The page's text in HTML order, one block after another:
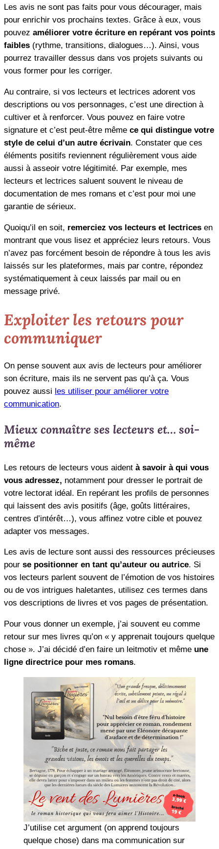
Les avis ne sont pas faits pour vous décourager, mais
pour enrichir vos prochains textes. Grâce à eux, vous
pouvez améliorer votre écriture en repérant vos points
faibles (rythme, transitions, dialogues…). Ainsi, vous
pourrez travailler dessus dans vos projets suivants ou
vous former pour les corriger.
Au contraire, si vos lecteurs et lectrices adorent vos
descriptions ou vos personnages, c’est une direction à
cultiver et à renforcer. Vous pouvez en faire votre
signature et c’est peut-être même ce qui distingue votre
style de celui d’un autre écrivain. Constater que ces
éléments positifs reviennent régulièrement vous aide
aussi à asseoir votre légitimité. Par exemple, mes
lecteurs et lectrices saluent souvent le niveau de
documentation de mes romans et c’est pour moi une
garantie de sérieux.
Quoiqu’il en soit, remerciez vos lecteurs et lectrices en
montrant que vous lisez et appréciez leurs retours. Vous
n’avez pas forcément besoin de répondre à tous les avis
laissés sur les plateformes, mais par contre, répondez
systématiquement à ceux laissés par mail ou en
message privé.
Exploiter les retours pour
communiquer
On pense souvent aux avis de lecteurs pour améliorer
son écriture, mais ils ne servent pas qu’à ça. Vous
pouvez aussi les utiliser pour améliorer votre
communication.
Mieux connaître ses lecteurs et… soi-
même
Les retours de lecteurs vous aident à savoir à qui vous
vous adressez, notamment pour dresser le portrait de
votre lectorat idéal. En repérant les profils de personnes
qui laissent des avis positifs (âge, goûts littéraires,
centres d’intérêt…), vous affinez votre cible et pouvez
adapter vos messages.
Les avis de lecture sont aussi des ressources précieuses
pour se positionner en tant qu’auteur ou autrice. Si
vos lecteurs parlent souvent de l’émotion de vos histoires
ou de vos intrigues haletantes, utilisez ces termes dans
vos descriptions de livres et vos pages de présentation.
Pour vous donner un exemple, j’ai souvent eu comme
retour sur mes livres qu’on « y apprenait toujours quelque
chose ». J’ai décidé d’en faire un leitmotiv et même une
ligne directrice pour mes romans.
J’utilise cet argument (on apprend toujours
quelque chose) dans ma communication sur